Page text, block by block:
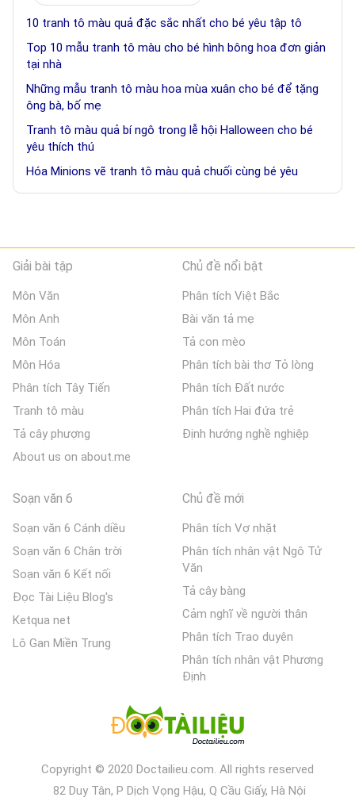
10 tranh tô màu quả đặc sắc nhất cho bé yêu tập tô
Top 10 mẫu tranh tô màu cho bé hình bông hoa đơn giản
tại nhà
Những mẫu tranh tô màu hoa mùa xuân cho bé để tặng
ông bà, bố mẹ
Tranh tô màu quả bí ngô trong lễ hội Halloween cho bé
yêu thích thú
Hóa Minions vẽ tranh tô màu quả chuối cùng bé yêu
Giải bài tập
Môn Văn
Môn Anh
Môn Toán
Môn Hóa
Phân tích Tây Tiến
Tranh tô màu
Tả cây phượng
About us on about.me
Chủ đề nổi bật
Phân tích Việt Bắc
Bài văn tả mẹ
Tả con mèo
Phân tích bài thơ Tỏ lòng
Phân tích Đất nước
Phân tích Hai đứa trẻ
Định hướng nghề nghiệp
Soạn văn 6
Soạn văn 6 Cánh diều
Soạn văn 6 Chân trời
Soạn văn 6 Kết nối
Đọc Tài Liệu Blog's
Ketqua net
Lô Gan Miền Trung
Chủ đề mới
Phân tích Vợ nhặt
Phân tích nhân vật Ngô Tử
Văn
Tả cây bàng
Cảm nghĩ về người thân
Phân tích Trao duyên
Phân tích nhân vật Phương
Định
Copyright © 2020 Doctailieu.com. All rights reserved
82 Duy Tân, P Dịch Vọng Hậu, Q Cầu Giấy, Hà Nội